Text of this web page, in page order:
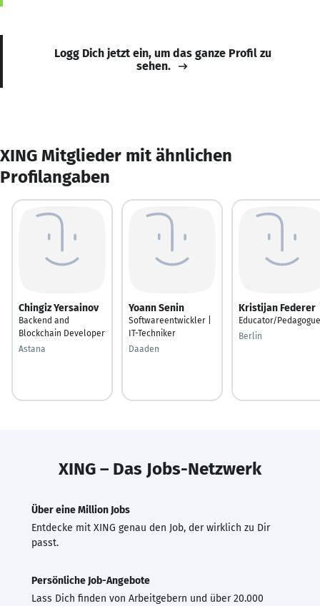
Logg Dich jetzt ein, um das ganze Profil zu
sehen.
XING Mitglieder mit ähnlichen
Profilangaben
Chingiz Yersainov
Backend and
Blockchain Developer
Astana
Yoann Senin
Softwareentwickler |
IT-Techniker
Daaden
Kristijan Federer
Educator/Pedagogue
Berlin
XING – Das Jobs-Netzwerk
Über eine Million Jobs
Entdecke mit XING genau den Job, der wirklich zu Dir
passt.
Persönliche Job-Angebote
Lass Dich finden von Arbeitgebern und über 20.000